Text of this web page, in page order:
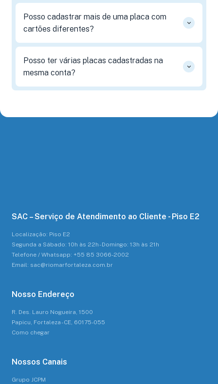
Posso cadastrar mais de uma placa com
cartões diferentes?
Posso ter várias placas cadastradas na
mesma conta?
SAC – Serviço de Atendimento ao Cliente - Piso E2
Localização: Piso E2
Segunda a Sábado: 10h às 22h - Domingo: 13h às 21h
Telefone / Whatsapp: +55 85 3066-2002
Email: sac@riomarfortaleza.com.br
Nosso Endereço
R. Des. Lauro Nogueira, 1500
Papicu, Fortaleza - CE, 60175-055
Como chegar
Nossos Canais
Grupo JCPM